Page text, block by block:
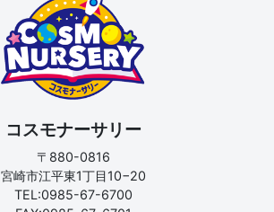
コスモナーサリー
〒880-0816
宮崎市江平東1丁目10−20
TEL:0985-67-6700